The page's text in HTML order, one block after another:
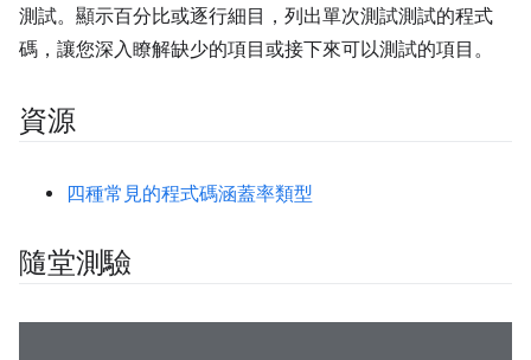
測試。顯示百分比或逐行細目，列出單次測試測試的程式
碼，讓您深入瞭解缺少的項目或接下來可以測試的項目。
資源
四種常見的程式碼涵蓋率類型
隨堂測驗